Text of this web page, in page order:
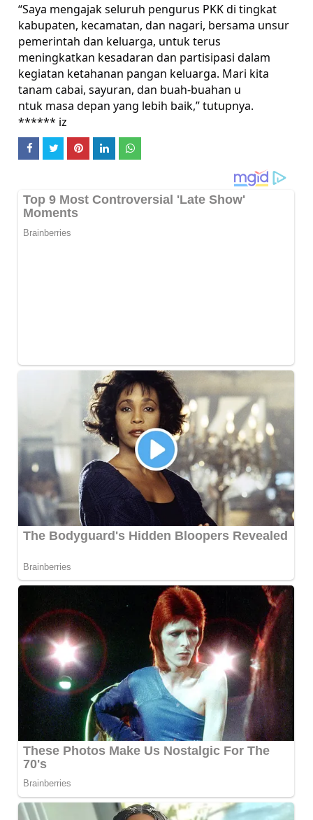
“Saya mengajak seluruh pengurus PKK di tingkat
kabupaten, kecamatan, dan nagari, bersama unsur
pemerintah dan keluarga, untuk terus
meningkatkan kesadaran dan partisipasi dalam
kegiatan ketahanan pangan keluarga. Mari kita
tanam cabai, sayuran, dan buah-buahan u
ntuk masa depan yang lebih baik,” tutupnya.
****** iz